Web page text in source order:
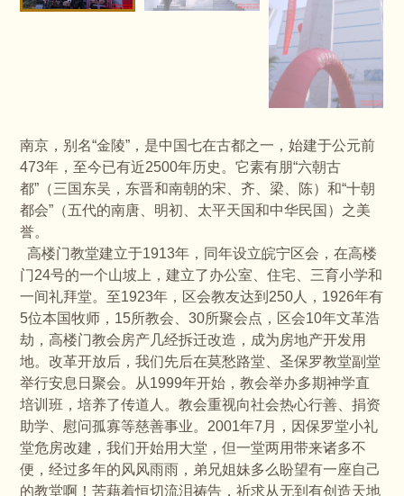
南京，别名“金陵”，是中国七在古都之一，始建于公元前
473年，至今已有近2500年历史。它素有朋“六朝古
都”（三国东吴，东晋和南朝的宋、齐、梁、陈）和“十朝
都会”（五代的南唐、明初、太平天国和中华民国）之美
誉。
高楼门教堂建立于1913年，同年设立皖宁区会，在高楼
门24号的一个山坡上，建立了办公室、住宅、三育小学和
一间礼拜堂。至1923年，区会教友达到250人，1926年有
5位本国牧师，15所教会、30所聚会点，区会10年文革浩
劫，高楼门教会房产几经拆迁改造，成为房地产开发用
地。改革开放后，我们先后在莫愁路堂、圣保罗教堂副堂
举行安息日聚会。从1999年开始，教会举办多期神学直
培训班，培养了传道人。教会重视向社会热心行善、捐资
助学、慰问孤寡等慈善事业。2001年7月，因保罗堂小礼
堂危房改建，我们开始用大堂，但一堂两用带来诸多不
便，经过多年的风风雨雨，弟兄姐妹多么盼望有一座自己
的教堂啊！苦藉着恒切流泪祷告，祈求从无到有创造天地